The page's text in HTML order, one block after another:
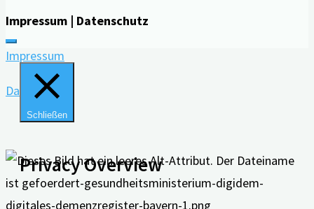
Impressum | Datenschutz
Impressum
Datenschutz
Schließen
Privacy Overview